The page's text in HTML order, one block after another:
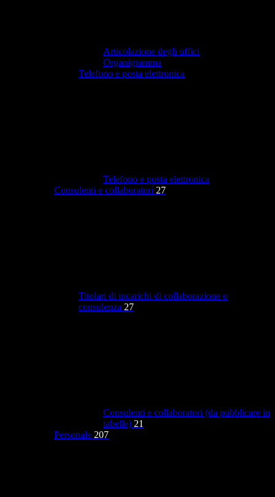
Articolazione degli uffici
Organigramma
Telefono e posta elettronica
Telefono e posta elettronica
Consulenti e collaboratori 27
Titolari di incarichi di collaborazione o
consulenza 27
Consulenti e collaboratori (da pubblicare in
tabelle) 21
Personale 207